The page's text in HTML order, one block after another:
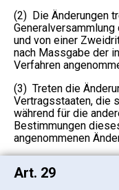
(2) Die Änderungen
und von einer
nach Massgabe der
Verfahren
(3) Treten die
Vertragsstaaten, die
während für die
Bestimmungen
angenommenen
Art. 29